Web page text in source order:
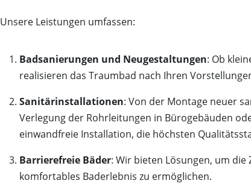
Unsere Leistungen umfassen:
Badsanierungen und Neugestaltungen: Ob
realisieren das Traumbad nach Ihren
Sanitärinstallationen: Von der Montage neuer
Verlegung der Rohrleitungen in Bürogebäuden
einwandfreie Installation, die höchsten
Barrierefreie Bäder: Wir bieten Lösungen, um
komfortables Baderlebnis zu ermöglichen.